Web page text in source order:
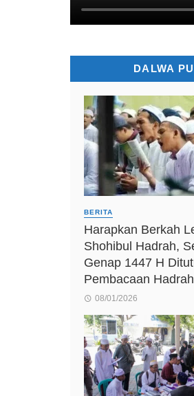
DALWA
BERITA
Harapkan Berkah
Shohibul Hadrah,
Genap 1447 H
Pembacaan
08/01/2026